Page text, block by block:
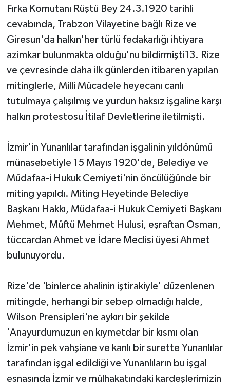
Fırka Komutanı Rüştü Bey 24.3.1920 tarihli
cevabında, Trabzon Vilayetine bağlı Rize ve
Giresun'da halkın'her türlü fedakarlığı ihtiyara
azimkar bulunmakta olduğu'nu bildirmişti13. Rize
ve çevresinde daha ilk günlerden itibaren yapılan
mitinglerle, Milli Mücadele heyecanı canlı
tutulmaya çalışılmış ve yurdun haksız işgaline karşı
halkın protestosu İtilaf Devletlerine iletilmişti.
İzmir'in Yunanlılar tarafından işgalinin yıldönümü
münasebetiyle 15 Mayıs 1920'de, Belediye ve
Müdafaa-i Hukuk Cemiyeti'nin öncülüğünde bir
miting yapıldı. Miting Heyetinde Belediye
Başkanı Hakkı, Müdafaa-i Hukuk Cemiyeti Başkanı
Mehmet, Müftü Mehmet Hulusi, eşraftan Osman,
tüccardan Ahmet ve İdare Meclisi üyesi Ahmet
bulunuyordu.
Rize'de 'binlerce ahalinin iştirakiyle' düzenlenen
mitingde, herhangi bir sebep olmadığı halde,
Wilson Prensipleri'ne aykırı bir şekilde
'Anayurdumuzun en kıymetdar bir kısmı olan
İzmir'in pek vahşiane ve kanlı bir surette Yunanlılar
tarafından işgal edildiği ve Yunanlıların bu işgal
esnasında İzmir ve mülhakatındaki kardeşlerimizin